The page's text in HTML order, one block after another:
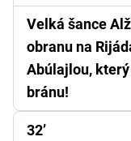
Velká šance
obranu na
Abúlajlou,
bránu!
32’